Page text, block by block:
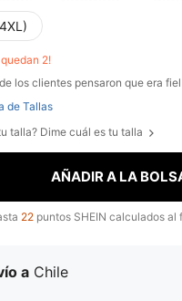
quedan 2!
de los clientes pensaron que era
de Tallas
talla? Dime cuál es tu talla
AÑADIR A LA
22 puntos SHEIN calculados al
a Chile